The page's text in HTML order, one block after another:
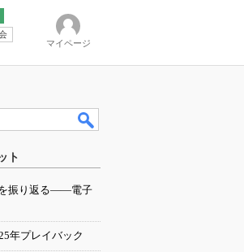
マイページ
ト
振り返る――電子
年プレイバック